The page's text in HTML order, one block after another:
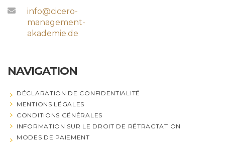
info@cicero-
management-
akademie.de
NAVIGATION
DÉCLARATION DE CONFIDENTIALITÉ
MENTIONS LÉGALES
CONDITIONS GÉNÉRALES
INFORMATION SUR LE DROIT DE RÉTRACTATION
MODES DE PAIEMENT